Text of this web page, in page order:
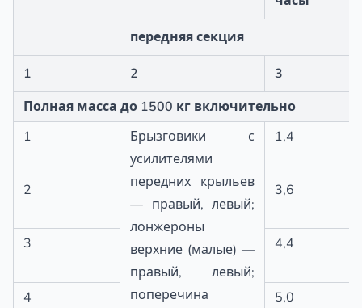
передняя секция
1 2
3
Полная масса до 1500 кг включительно
1
Брызговики с
усилителями
передних крыльев
— правый, левый;
лонжероны
верхние (малые) —
правый, левый;
поперечина
1,4
2 3,6
3 4,4
4 5,0